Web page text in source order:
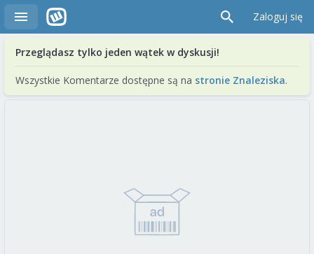
Zaloguj się
Przeglądasz tylko jeden wątek w dyskusji!
Wszystkie Komentarze dostępne są na stronie Znaleziska.